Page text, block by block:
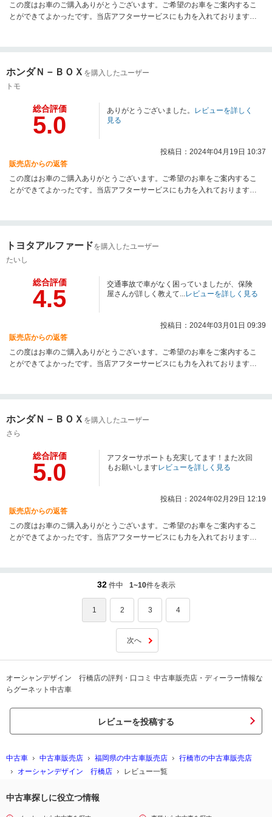
この度はお車のご購入ありがとうございます。ご希望のお車をご案内するこ
とができてよかったです。当店アフターサービスにも力を入れております。
ホンダＮ－ＢＯＸ を購入したユーザー
トモ
総合評価
5.0
ありがとうございました。 レビューを詳しく
見る
投稿日：2024年04月19日 10:37
販売店からの返答
この度はお車のご購入ありがとうございます。ご希望のお車をご案内するこ
とができてよかったです。当店アフターサービスにも力を入れております。
トヨタアルファードを購入したユーザー
たいし
総合評価
4.5
交通事故で車がなく困っていましたが、保険
屋さんが詳しく教えて...レビューを詳しく見る
投稿日：2024年03月01日 09:39
販売店からの返答
この度はお車のご購入ありがとうございます。ご希望のお車をご案内するこ
とができてよかったです。当店アフターサービスにも力を入れております。
ホンダＮ－ＢＯＸ を購入したユーザー
さら
総合評価
5.0
アフターサポートも充実してます！また次回
もお願いしますレビューを詳しく見る
投稿日：2024年02月29日 12:19
販売店からの返答
この度はお車のご購入ありがとうございます。ご希望のお車をご案内するこ
とができてよかったです。当店アフターサービスにも力を入れております。
32 件中 1~10件を表示
1 2 3 4
次へ
オーシャンデザイン 行橋店の評判・口コミ 中古車販売店・ディーラー情報な
らグーネット中古車
レビューを投稿する
中古車 中古車販売店 福岡県の中古車販売店
行橋市の中古車販売店
オーシャンデザイン 行橋店
レビュー一覧
中古車探しに役立つ情報